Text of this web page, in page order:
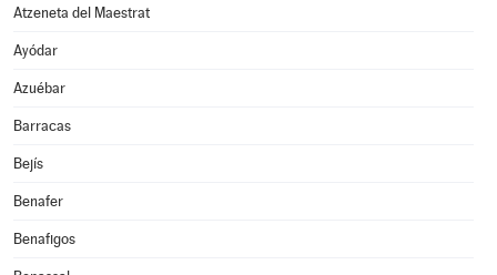
Atzeneta del Maestrat
Ayódar
Azuébar
Barracas
Bejís
Benafer
Benafigos